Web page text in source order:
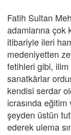
Fatih Sultan
adamlarına çok
itibariyle ileri
medeniyetten
fetihleri gibi, ilim
sanatkârlar
kendisi serdar
icrasında
şeyden üstün
ederek ulema